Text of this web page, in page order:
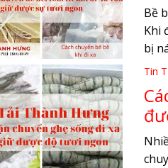
Bề
Khi
bị
Tin